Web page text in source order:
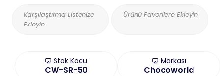
Karşılaştırma Listenize
Ekleyin
Ürünü Favorilere Ekleyin
Stok Kodu
CW-SR-50
Markası
Chocoworld